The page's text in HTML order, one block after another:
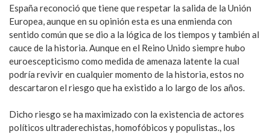
España reconoció que tiene que respetar la salida de la Unión
Europea, aunque en su opinión esta es una enmienda con
sentido común que se dio a la lógica de los tiempos y también al
cauce de la historia. Aunque en el Reino Unido siempre hubo
euroescepticismo como medida de amenaza latente la cual
podría revivir en cualquier momento de la historia, estos no
descartaron el riesgo que ha existido a lo largo de los años.
Dicho riesgo se ha maximizado con la existencia de actores
políticos ultraderechistas, homofóbicos y populistas., los